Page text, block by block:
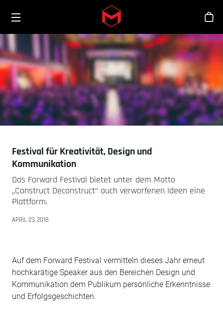
Skip to main content
Festival für Kreativität, Design und
Kommunikation
Das Forward Festival bietet unter dem Motto
„Construct Deconstruct“ auch verworfenen Ideen eine
Plattform.
APRIL 23, 2018
Auf dem Forward Festival vermitteln dieses Jahr erneut
hochkarätige Speaker aus den Bereichen Design und
Kommunikation dem Publikum persönliche Erkenntnisse
und Erfolgsgeschichten.